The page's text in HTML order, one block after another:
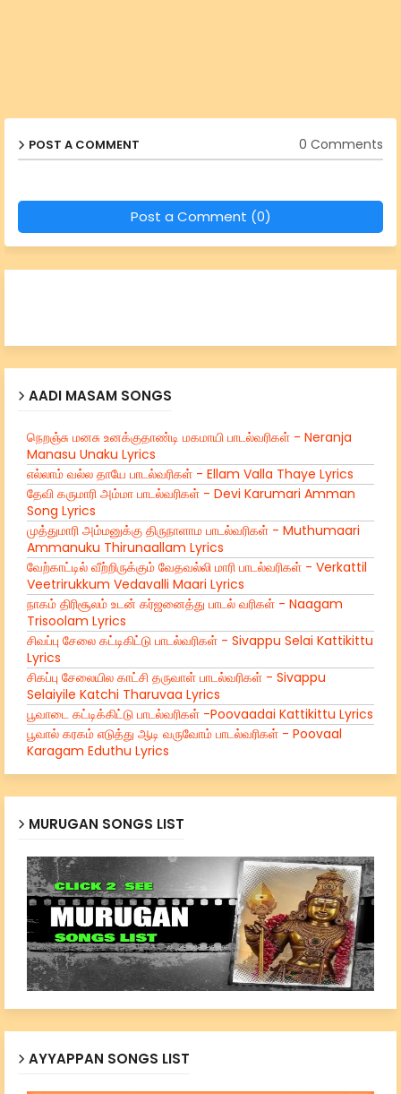
POST A COMMENT 0 Comments
Post a Comment (0)
AADI MASAM SONGS
நெறஞ்சு மனசு உனக்குதாண்டி மகமாயி பாடல்வரிகள் - Neranja
Manasu Unaku Lyrics
எல்லாம் வல்ல தாயே பாடல்வரிகள் - Ellam Valla Thaye Lyrics
தேவி கருமாரி அம்மா பாடல்வரிகள் - Devi Karumari Amman
Song Lyrics
முத்துமாரி அம்மனுக்கு திருநாளாம பாடல்வரிகள் - Muthumaari
Ammanuku Thirunaallam Lyrics
வேற்காட்டில் வீற்றிருக்கும் வேதவல்லி மாரி பாடல்வரிகள் - Verkattil
Veetrirukkum Vedavalli Maari Lyrics
நாகம் திரிசூலம் உடன் கர்ஜனைத்து பாடல் வரிகள் - Naagam
Trisoolam Lyrics
சிவப்பு சேலை கட்டிகிட்டு பாடல்வரிகள் - Sivappu Selai Kattikittu
Lyrics
சிகப்பு சேலையில காட்சி தருவாள் பாடல்வரிகள் - Sivappu
Selaiyile Katchi Tharuvaa Lyrics
பூவாடை கட்டிக்கிட்டு பாடல்வரிகள் -Poovaadai Kattikittu Lyrics
பூவால் கரகம் எடுத்து ஆடி வருவோம் பாடல்வரிகள் - Poovaal
Karagam Eduthu Lyrics
MURUGAN SONGS LIST
AYYAPPAN SONGS LIST